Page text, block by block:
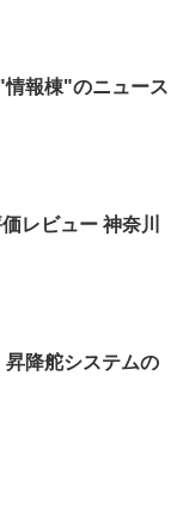
報棟"のニュース
レビュー 神奈川
降舵システムの